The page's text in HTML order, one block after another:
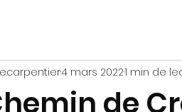
de
4 mars 20221 min de